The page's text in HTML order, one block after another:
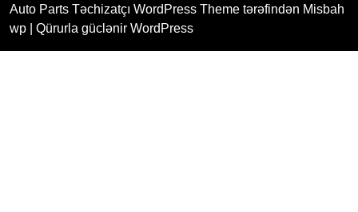
Auto Parts Təchizatçı WordPress Theme tərəfindən Misbah
wp
| Qürurla güclənir WordPress